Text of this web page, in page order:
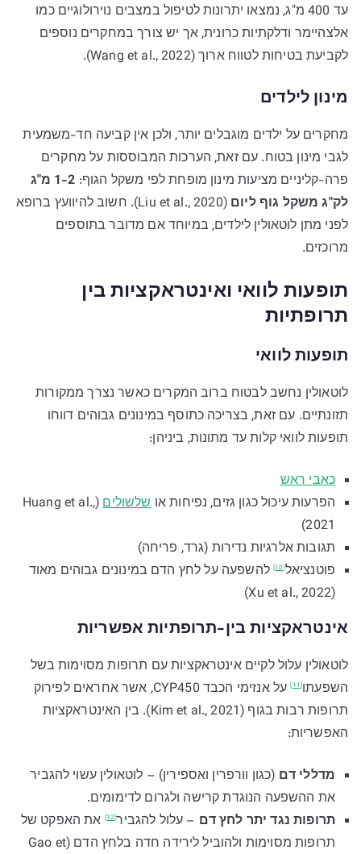
עד 400 מ"ג, נמצאו יתרונות לטיפול במצבים נוירולוגיים כמו
אלצהיימר ודלקתיות כרונית, אך יש צורך במחקרים נוספים
לקביעת בטיחות לטווח ארוך (Wang et al., 2022).
מינון לילדים
מחקרים על ילדים מוגבלים יותר, ולכן אין קביעה חד-משמעית
לגבי מינון בטוח. עם זאת, הערכות המבוססות על מחקרים
פרה-קליניים מציעות מינון מופחת לפי משקל הגוף:
1-2 מ"ג
לק"ג משקל גוף ליום
(Liu et al., 2020). חשוב להיוועץ ברופא
לפני מתן לוטאולין לילדים, במיוחד אם מדובר בתוספים
מרוכזים.
תופעות לוואי ואינטראקציות בין
תרופתיות
תופעות לוואי
לוטאולין נחשב לבטוח ברוב המקרים כאשר נצרך ממקורות
תזונתיים. עם זאת, בצריכה כתוסף במינונים גבוהים דווחו
תופעות לוואי קלות עד מתונות, ביניהן:
כאבי ראש
הפרעות עיכול כגון גזים, נפיחות אושלשולים (Huang et al.,
2021)
תגובות אלרגיות נדירות (גרד, פריחה)
פוטנציאל[10]
להשפעה על לחץ הדם במינונים גבוהים מאוד
(Xu et al., 2022)
אינטראקציות בין-תרופתיות אפשריות
לוטאולין עלול לקיים אינטראקציות עם תרופות מסוימות בשל
השפעתו[11]
על אנזימי הכבד CYP450, אשר אחראים לפירוק
תרופות רבות בגוף (Kim et al., 2021). בין האינטראקציות
האפשריות:
מדללי דם (כגון וורפרין ואספירין) – לוטאולין עשוי להגביר
את ההשפעה הנוגדת קרישה ולגרום לדימומים.
תרופות נגד יתר לחץ דם – עלול להגביר[12]
את האפקט של
תרופות מסוימות ולהוביל לירידה חדה בלחץ הדם (Gao et